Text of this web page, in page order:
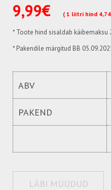
9,99€ ( 1 liitri hind
* Toote hind sisaldab käibemaksu
* Pakendile märgitud BB
ABV
PAKEND
LÄBI MÜÜDUD